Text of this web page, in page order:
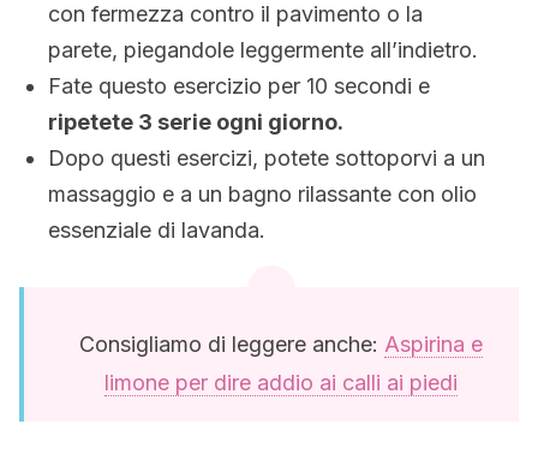
con fermezza contro il pavimento o la
parete, piegandole leggermente all’indietro.
Fate questo esercizio per 10 secondi e
ripetete 3 serie ogni giorno.
Dopo questi esercizi, potete sottoporvi a un
massaggio e a un bagno rilassante con olio
essenziale di lavanda.
Consigliamo di leggere anche: Aspirina e
limone per dire addio ai calli ai piedi